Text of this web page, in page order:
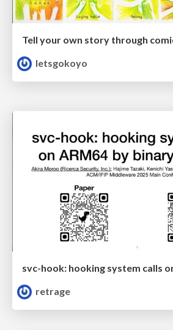
Tell your own story through
letsgokoyo
retrage